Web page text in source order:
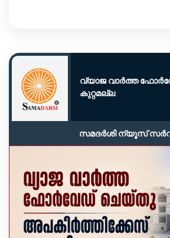
വ്യാജ വാർത്ത
കുറ്റമല്ല
സമദർശി ന്യൂസ്